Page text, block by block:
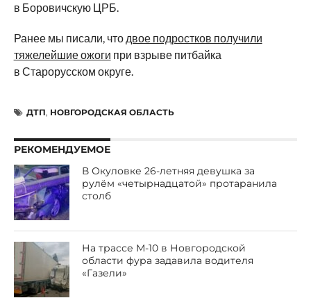
в Боровичскую ЦРБ.
Ранее мы писали, что двое подростков получили
тяжелейшие ожоги при взрыве питбайка
в Старорусском округе.
ДТП, НОВГОРОДСКАЯ ОБЛАСТЬ
РЕКОМЕНДУЕМОЕ
В Окуловке 26-летняя девушка за
рулём «четырнадцатой» протаранила
столб
На трассе М-10 в Новгородской
области фура задавила водителя
«Газели»